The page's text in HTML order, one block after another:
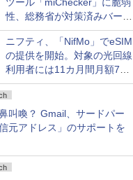
性、総務省が対策済みバージ
ョンへの更新を呼び掛け
ニフティ、「NifMo」でeSIM
の提供を開始。対象の光回線
利用者には11カ月間月額770
円割引のキャンペーン
叫喚？ Gmail、サードパー
元アドレス」のサポートを